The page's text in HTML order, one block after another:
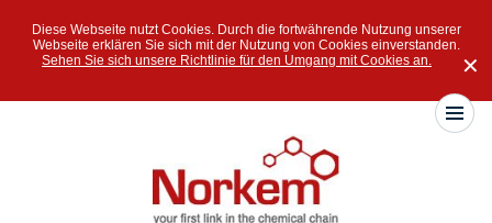
Diese Webseite nutzt Cookies. Durch die fortwährende Nutzung unserer
Webseite erklären Sie sich mit der Nutzung von Cookies einverstanden.
Sehen Sie sich unsere Richtlinie für den Umgang mit Cookies an.
✕